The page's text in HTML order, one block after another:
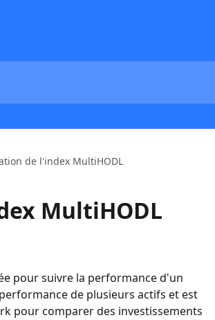
de l'index MultiHODL
MultiHODL
pour suivre la performance d'un
de plusieurs actifs et est
pour comparer des investissements